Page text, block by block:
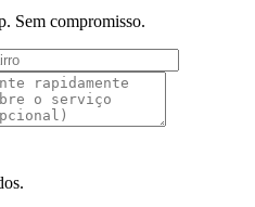
Sem compromisso.